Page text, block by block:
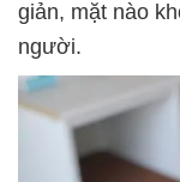
giản, mặt nào
người.